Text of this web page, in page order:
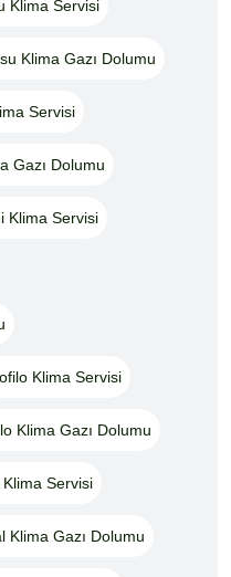
Klima Servisi
Klima Gazı Dolumu
Servisi
Gazı Dolumu
Klima Servisi
Klima Servisi
Klima Gazı Dolumu
Klima Servisi
Klima Gazı Dolumu